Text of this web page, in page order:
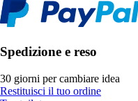
Spedizione e reso
30 giorni per cambiare idea
Restituisci il tuo ordine